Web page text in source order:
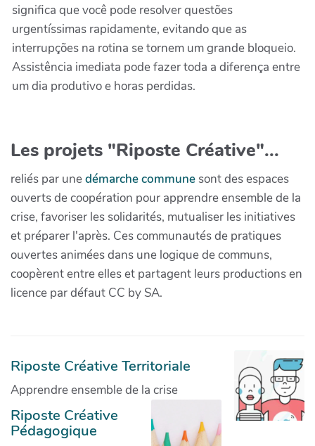
significa que você pode resolver questões
urgentíssimas rapidamente, evitando que as
interrupções na rotina se tornem um grande bloqueio.
Assistência imediata pode fazer toda a diferença entre
um dia produtivo e horas perdidas.
Les projets "Riposte Créative"...
reliés par unedémarche communesont des espaces
ouverts de coopération pour apprendre ensemble de la
crise, favoriser les solidarités, mutualiser les initiatives
et préparer l'après. Ces communautés de pratiques
ouvertes animées dans une logique de communs,
coopèrent entre elles et partagent leurs productions en
licence par défaut CC by SA.
Riposte Créative Territoriale
Apprendre ensemble de la crise
Riposte Créative
Pédagogique